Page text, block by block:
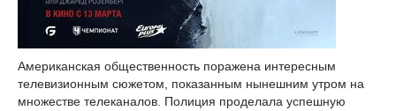
Американская общественность поражена интересным
телевизионным сюжетом, показанным нынешним утром на
множестве телеканалов. Полиция проделала успешную